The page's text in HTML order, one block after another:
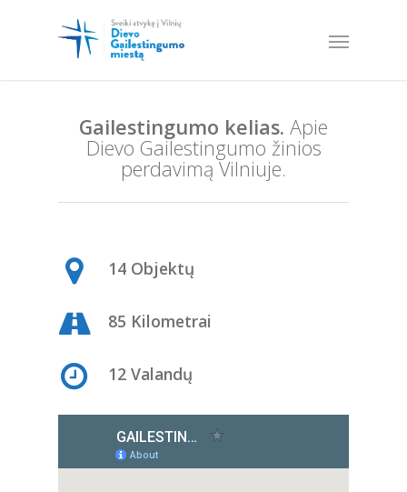
Gailestingumo kelias. Apie
Dievo Gailestingumo žinios
perdavimą Vilniuje.
14 Objektų
85 Kilometrai
12 Valandų